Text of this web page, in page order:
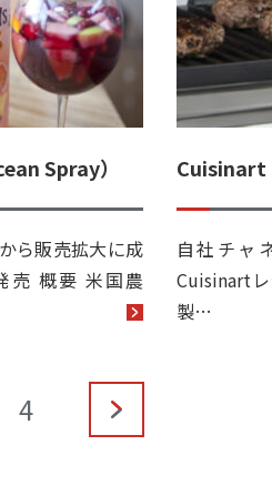
Spray）
ら販売拡大に成
売 概要 米国農
Cuisinart
自社チャ
Cuisinart
製…
4